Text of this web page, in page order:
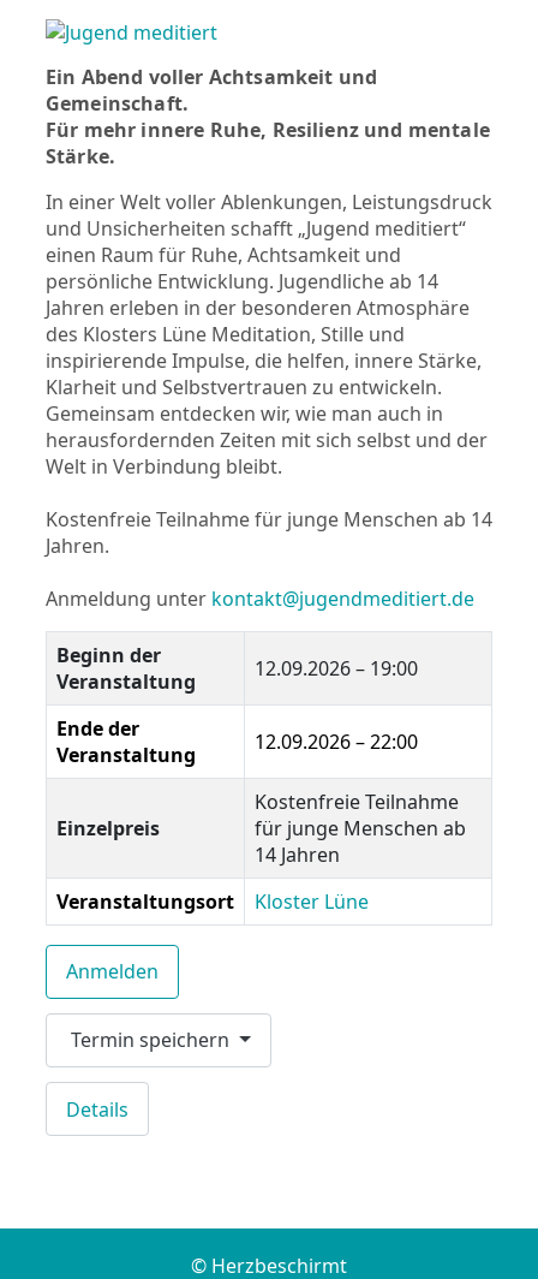
Ein Abend voller Achtsamkeit und
Gemeinschaft.
Für mehr innere Ruhe, Resilienz und mentale
Stärke.
In einer Welt voller Ablenkungen, Leistungsdruck
und Unsicherheiten schafft „Jugend meditiert“
einen Raum für Ruhe, Achtsamkeit und
persönliche Entwicklung. Jugendliche ab 14
Jahren erleben in der besonderen Atmosphäre
des Klosters Lüne Meditation, Stille und
inspirierende Impulse, die helfen, innere Stärke,
Klarheit und Selbstvertrauen zu entwickeln.
Gemeinsam entdecken wir, wie man auch in
herausfordernden Zeiten mit sich selbst und der
Welt in Verbindung bleibt.
Kostenfreie Teilnahme für junge Menschen ab 14
Jahren.
Anmeldung unter kontakt@jugendmeditiert.de
Beginn der
Veranstaltung
12.09.2026 – 19:00
Ende der
Veranstaltung
12.09.2026 – 22:00
Einzelpreis
Kostenfreie Teilnahme
für junge Menschen ab
14 Jahren
Veranstaltungsort
Kloster Lüne
Anmelden
Termin speichern
Details
© Herzbeschirmt